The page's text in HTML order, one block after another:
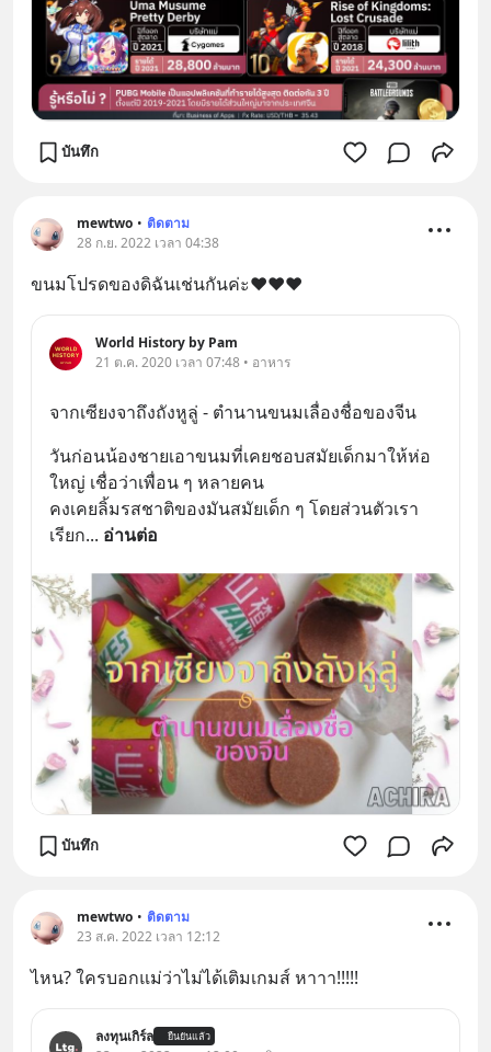
บันทึก
mewtwo • ติดตาม
28 ก.ย. 2022 เวลา 04:38
ขนมโปรดของดิฉันเช่นกันค่ะ❤️❤️❤️
World History by Pam
21 ต.ค. 2020 เวลา 07:48 • อาหาร
จากเซียงจาถึงถังหูลู่ - ตำนานขนมเลื่องชื่อของจีน
วันก่อนน้องชายเอาขนมที่เคยชอบสมัยเด็กมาให้ห่อ
ใหญ่ เชื่อว่าเพื่อน ๆ หลายคน
คงเคยลิ้มรสชาติของมันสมัยเด็ก ๆ โดยส่วนตัวเรา
เรียก... อ่านต่อ
บันทึก
mewtwo • ติดตาม
23 ส.ค. 2022 เวลา 12:12
ไหน? ใครบอกแม่ว่าไม่ได้เติมเกมส์ หาาา!!!!!
ลงทุนเกิร์ล ยืนยันแล้ว